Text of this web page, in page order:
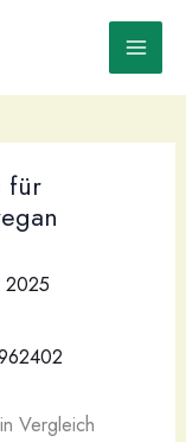
Main
für
2025
Vergleich